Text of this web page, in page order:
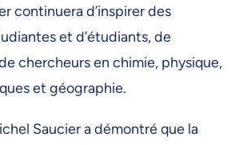
continuera d’inspirer des
et d’étudiants, de
chercheurs en chimie, physique,
et géographie.
Saucier a démontré que la